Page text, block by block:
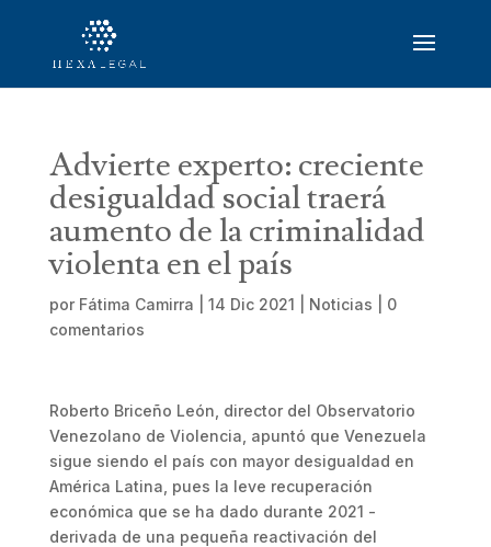
Advierte experto: creciente
desigualdad social traerá
aumento de la criminalidad
violenta en el país
por Fátima Camirra 14 Dic 2021 Noticias
0
comentarios
Roberto Briceño León, director del Observatorio
Venezolano de Violencia, apuntó que Venezuela
sigue siendo el país con mayor desigualdad en
América Latina, pues la leve recuperación
económica que se ha dado durante 2021 -
derivada de una pequeña reactivación del